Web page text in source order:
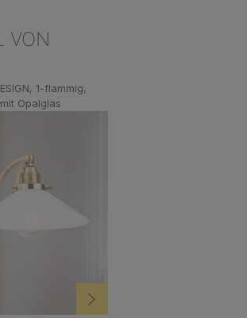
VON
1-flammig,
Opalglas